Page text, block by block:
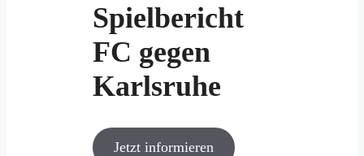
Spielbericht
FC gegen
Karlsruhe
Jetzt informieren